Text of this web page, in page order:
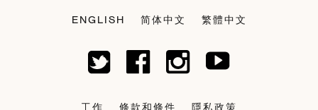
ENGLISH 简体中文 繁體中文
工作 條款和條件 隱私政策